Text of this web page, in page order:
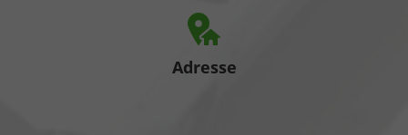
Adresse